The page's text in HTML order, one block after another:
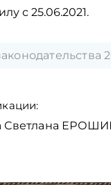
с 25.06.2021.
Светлана